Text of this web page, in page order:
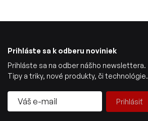
Prihláste sa k odberu noviniek
Prihláste sa na odber nášho newslettera.
Tipy a triky, nové produkty, či technológie.
Prihlásiť